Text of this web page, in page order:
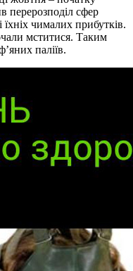
перерозподіл сфер
чималих прибутків.
мститися. Таким
паліїв.